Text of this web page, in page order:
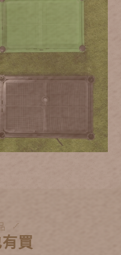
買